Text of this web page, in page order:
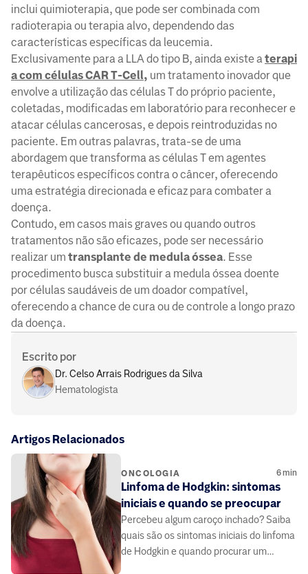
inclui quimioterapia, que pode ser combinada com
radioterapia ou terapia alvo, dependendo das
características específicas da leucemia.
Exclusivamente para a LLA do tipo B, ainda existe a terapi
a com células CAR T-Cell, um tratamento inovador que
envolve a utilização das células T do próprio paciente,
coletadas, modificadas em laboratório para reconhecer e
atacar células cancerosas, e depois reintroduzidas no
paciente. Em outras palavras, trata-se de uma
abordagem que transforma as células T em agentes
terapêuticos específicos contra o câncer, oferecendo
uma estratégia direcionada e eficaz para combater a
doença.
Contudo, em casos mais graves ou quando outros
tratamentos não são eficazes, pode ser necessário
realizar um transplante de medula óssea. Esse
procedimento busca substituir a medula óssea doente
por células saudáveis de um doador compatível,
oferecendo a chance de cura ou de controle a longo prazo
da doença.
Escrito por
Dr. Celso Arrais Rodrigues da Silva
Hematologista
Artigos Relacionados
ONCOLOGIA 6min
Linfoma de Hodgkin: sintomas
iniciais e quando se preocupar
Percebeu algum caroço inchado? Saiba
quais são os sintomas iniciais do linfoma
de Hodgkin e quando procurar um